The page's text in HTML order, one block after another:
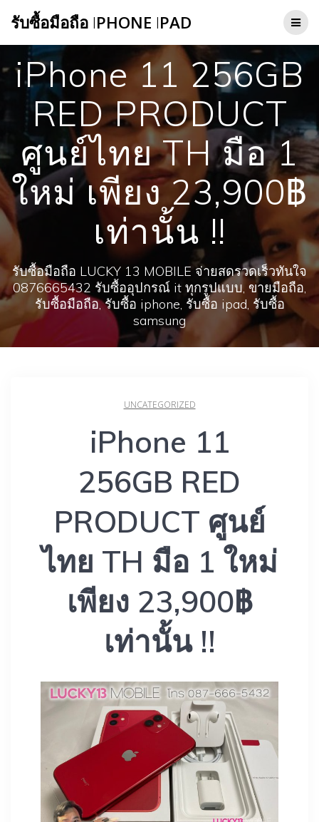
to
รับซื้อมือถือ IPHONE IPAD
iPhone 11 256GB
RED PRODUCT
ศูนย์ไทย TH มือ 1
ใหม่ เพียง 23,900฿
เท่านั้น !!
รับซื้อมือถือ LUCKY 13 MOBILE จ่ายสดรวดเร็วทันใจ
0876665432 รับซื้ออุปกรณ์ it ทุกรูปแบบ, ขายมือถือ,
รับซื้อมือถือ, รับซื้อ iphone, รับซื้อ ipad, รับซื้อ
samsung
UNCATEGORIZED
iPhone 11
256GB RED
PRODUCT ศูนย์
ไทย TH มือ 1 ใหม่
เพียง 23,900฿
เท่านั้น !!